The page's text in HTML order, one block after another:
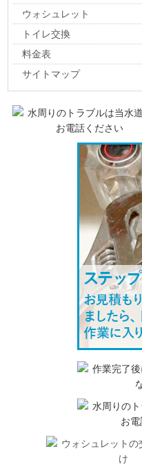
ウォシュレット
トイレ交換
料金表
サイトマップ